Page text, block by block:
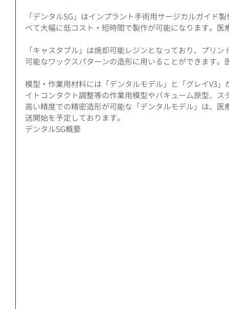
「デンタルSG」はインプラント手術用サージカルガイド
べて大幅に低コスト・短時間で製作が可能になります。医
「キャスタブル」は焼却可能レジンとなっており、プリ
可能なワックスパターンの造形に用いることができます。
模型・作業用材料には「デンタルモデル」と「グレイV3
イトコンタクト調整等の作業用模型やバキューム原型、
高い精度での精密造形が可能な「デンタルモデル」は、
送開始を予定しております。
デンタルSG概要